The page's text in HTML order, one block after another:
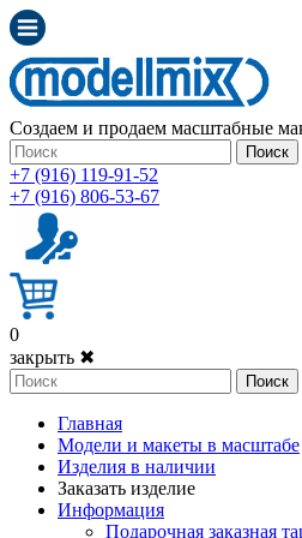
Создаем и продаем масштабные
Поиск
+7 (916) 119-91-52
+7 (916) 806-53-67
0
закрыть ✖
Поиск
Главная
Модели и макеты в масштабе
Изделия в наличии
Заказать изделие
Информация
Подарочная заказная